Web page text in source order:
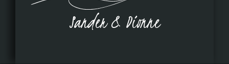
Sander & Dionne